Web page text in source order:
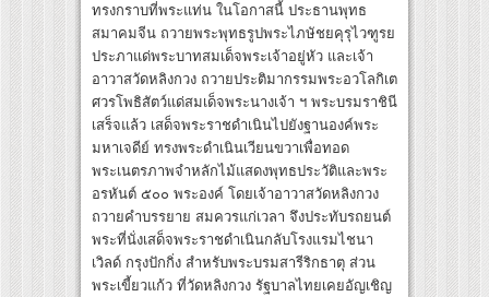
ทรงกราบที่พระแท่น ในโอกาสนี้ ประธานพุทธ
สมาคมจีน ถวายพระพุทธรูปพระไภษัชยคุรุไวฑูรย
ประภาแด่พระบาทสมเด็จพระเจ้าอยู่หัว และเจ้า
อาวาสวัดหลิงกวง ถวายประติมากรรมพระอวโลกิเต
ศวรโพธิสัตว์แด่สมเด็จพระนางเจ้า ฯ พระบรมราชินี
เสร็จแล้ว เสด็จพระราชดำเนินไปยังฐานองค์พระ
มหาเจดีย์ ทรงพระดำเนินเวียนขวาเพื่อทอด
พระเนตรภาพจำหลักไม้แสดงพุทธประวัติและพระ
อรหันต์ ๕๐๐ พระองค์ โดยเจ้าอาวาสวัดหลิงกวง
ถวายคำบรรยาย สมควรแก่เวลา จึงประทับรถยนต์
พระที่นั่งเสด็จพระราชดำเนินกลับโรงแรมไชนา
เวิลด์ กรุงปักกิ่ง สำหรับพระบรมสารีริกธาตุ ส่วน
พระเขี้ยวแก้ว ที่วัดหลิงกวง รัฐบาลไทยเคยอัญเชิญ